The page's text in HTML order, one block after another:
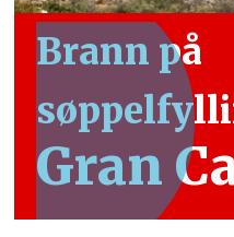
Brann på
Gran